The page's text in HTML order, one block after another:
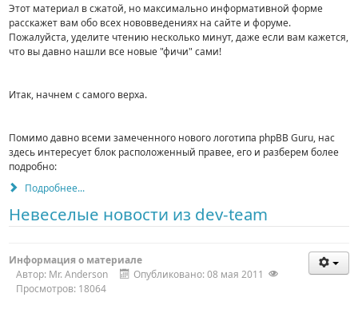
Этот материал в сжатой, но максимально информативной форме
расскажет вам обо всех нововведениях на сайте и форуме.
Пожалуйста, уделите чтению несколько минут, даже если вам кажется,
что вы давно нашли все новые "фичи" сами!
Итак, начнем с самого верха.
Помимо давно всеми замеченного нового логотипа phpBB Guru, нас
здесь интересует блок расположенный правее, его и разберем более
подробно:
Подробнее...
Невеселые новости из dev-team
Информация о материале
Автор: Mr. Anderson
Опубликовано: 08 мая 2011
Просмотров: 18064